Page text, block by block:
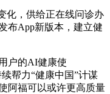
，供给正在线问诊办
布App新版本，建立健
户的AI健康使
帮力“健康中国”计谋
阿福可以或许更高质量